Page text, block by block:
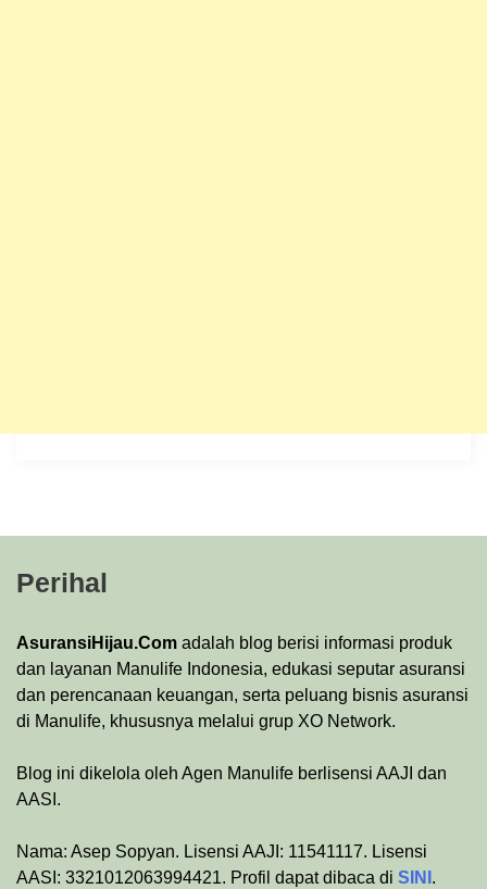
Perihal
AsuransiHijau.Com adalah blog berisi informasi produk
dan layanan Manulife Indonesia, edukasi seputar asuransi
dan perencanaan keuangan, serta peluang bisnis asuransi
di Manulife, khususnya melalui grup XO Network.
Blog ini dikelola oleh Agen Manulife berlisensi AAJI dan
AASI.
Nama: Asep Sopyan. Lisensi AAJI: 11541117. Lisensi
AASI: 3321012063994421. Profil dapat dibaca di SINI .